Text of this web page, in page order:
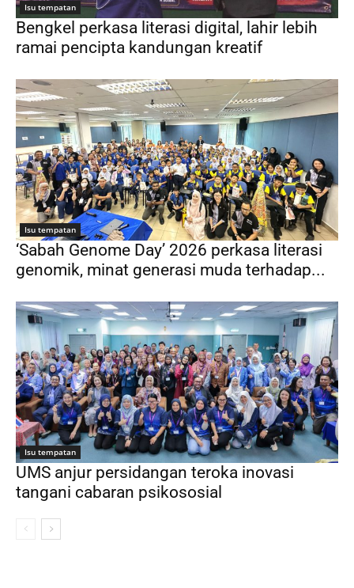
Isu tempatan
Bengkel perkasa literasi digital, lahir lebih
ramai pencipta kandungan kreatif
Isu tempatan
‘Sabah Genome Day’ 2026 perkasa literasi
genomik, minat generasi muda terhadap...
Isu tempatan
UMS anjur persidangan teroka inovasi
tangani cabaran psikososial